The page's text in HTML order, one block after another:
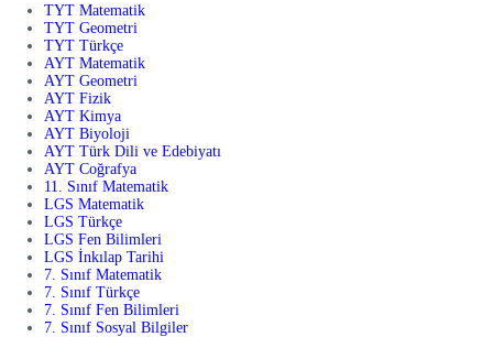
TYT Matematik
TYT Geometri
TYT Türkçe
AYT Matematik
AYT Geometri
AYT Fizik
AYT Kimya
AYT Biyoloji
AYT Türk Dili ve Edebiyatı
AYT Coğrafya
11. Sınıf Matematik
LGS Matematik
LGS Türkçe
LGS Fen Bilimleri
LGS İnkılap Tarihi
7. Sınıf Matematik
7. Sınıf Türkçe
7. Sınıf Fen Bilimleri
7. Sınıf Sosyal Bilgiler